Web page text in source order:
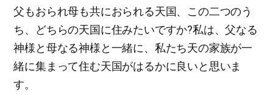
父もおられ母も共におられる天国、この二つのう
ち、どちらの天国に住みたいですか?私は、父なる
神様と母なる神様と一緒に、私たち天の家族が一
緒に集まって住む天国がはるかに良いと思いま
す。